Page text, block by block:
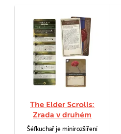
The Elder Scrolls:
Zrada v druhém
věku - Šéfkuchař
Šéfkuchař je minirozšíření